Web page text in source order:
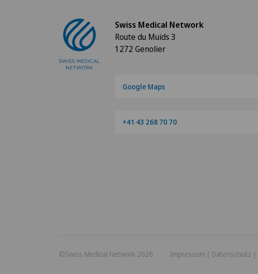
Swiss Medical Network
Route du Muids 3
1272 Genolier
Google Maps
+41 43 268 70 70
©Swiss Medical Network 2026 Impressum | Datenschutz |